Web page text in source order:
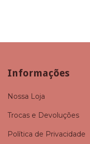
Informações
Nossa Loja
Trocas e Devoluções
Política de Privacidade